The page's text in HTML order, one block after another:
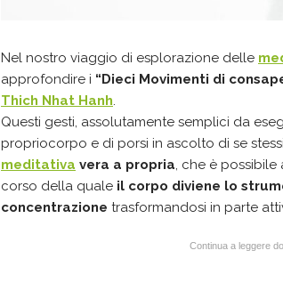
Nel nostro viaggio di esplorazione delle
approfondire i “Dieci Movimenti di
Thich Nhat Hanh.
Questi gesti, assolutamente semplici da
propriocorpo e di porsi in ascolto di se
meditativa vera a propria, che è
corso della quale il corpo diviene lo
concentrazione trasformandosi in parte
Continua a leggere